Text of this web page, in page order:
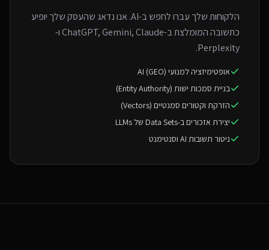
הלקוחות שלך עברו לחפש ב-AI. אנו נדאג שהעסק שלך יופיע
כתשובה המומלצת ב-ChatGPT, Gemini, Claude ו-
Perplexity.
אופטימיזציה למנועי AI (GEO)
בניית סמכות ישות (Entity Authority)
הזרקת וקטורים סמנטיים (Vectors)
יצירת אזכורים ב-Data Sets של LLMs
ניטור תשובות AI וסנטימנט